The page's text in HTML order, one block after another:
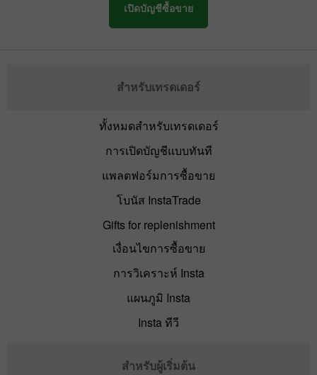
เปิดบัญชีซื้อขาย
สำหรับเทรดเดอร์
ทั้งหมดสำหรับเทรดเดอร์
การเปิดบัญชีแบบทันที
แพลตฟอร์มการซื้อขาย
โบนัส InstaTrade
Gifts for replenishment
เงื่อนไขการซื้อขาย
การวิเคราะห์ Insta
แผนภูมิ Insta
Insta ทีวี
สำหรับผู้เริ่มต้น